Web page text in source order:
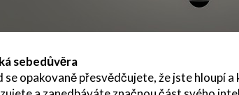
sebedůvěra
se opakovaně přesvědčujete, že jste hloupí a